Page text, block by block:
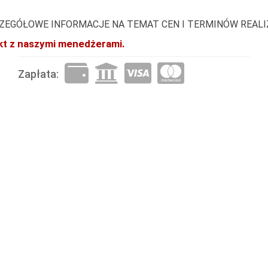
INFORMACJE NA TEMAT CEN I TERMINÓW
z naszymi menedżerami.
Zapłata: